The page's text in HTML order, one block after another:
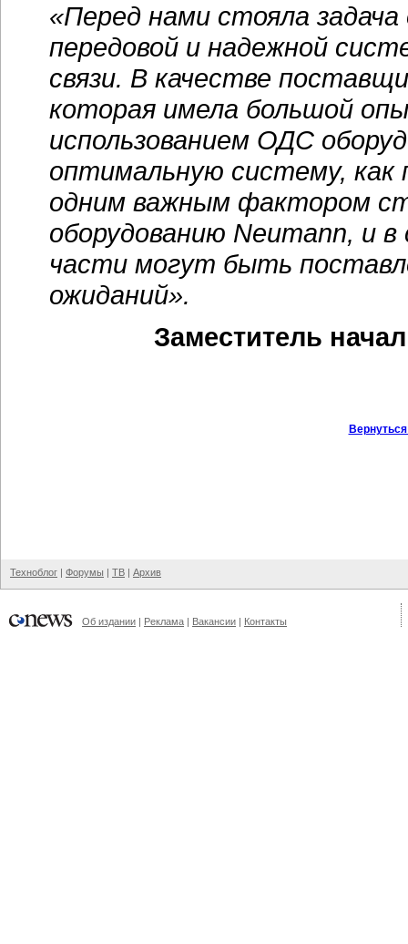
«Перед нами стояла
передовой и надежной
связи. В качестве
которая имела большой
использованием ОДС
оптимальную систему,
одним важным фактором
оборудованию Neumann, и
части могут быть
ожиданий».
Заместитель
Техноблог | Форумы | ТВ | Архив
Об издании | Реклама | Вакансии | Контакты